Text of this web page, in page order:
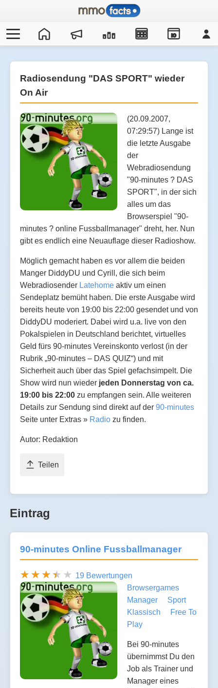
IO
Radiosendung "DAS SPORT" wieder
On Air
(20.09.2007,
07:29:57) Lange ist
die letzte Ausgabe
der
Webradiosendung
"90-minutes ? DAS
SPORT", in der sich
alles um das
Browserspiel "90-
minutes ? online Fussballmanager" dreht, her. Nun
gibt es endlich eine Neuauflage dieser Radioshow.
Möglich gemacht haben es vor allem die beiden
Manger DiddyDU und Cyrill, die sich beim
Webradiosender Latehome aktiv um einen
Sendeplatz bemüht haben. Die erste Ausgabe wird
bereits heute von 19:00 bis 22:00 gesendet und von
DiddyDU moderiert. Dabei wird u.a. live von den
Pokalspielen in Deutschland berichtet, virtuelles
Geld fürs 90-minutes Vereinskonto verlost (in der
Rubrik „90-minutes – DAS QUIZ“) und mit
Sicherheit auch über das Spiel gefachsimpelt. Die
Show wird nun wieder jeden Donnerstag von ca.
19:00 bis 22:00 zu empfangen sein. Alle weiteren
Details zur Sendung sind direkt auf der 90-minutes
Seite unter Extras » Radio zu finden.
Autor: Redaktion
Teilen
Eintrag
90-minutes Online Fussballmanager
19 Bewertungen
Browsergames
Manager
Sport
Klassisch
Free To
Play
Bei 90-minutes
übernimmst Du den
Job als Trainer und
Manager eines